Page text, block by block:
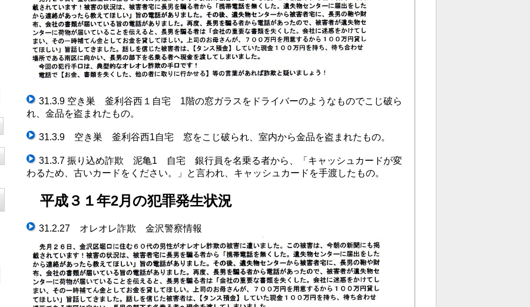
31.3.9 空き巣 釜利谷西１自宅 1階の窓ガラスをドライバーのようなものでこじ破ら
れ、金品を盗まれたもの。
31.3.9 空き巣 釜利谷西1自宅 窓をこじ破られ、室内から金品を盗まれたもの。
31.3.7 振り込め詐欺 泥亀1 自宅 銀行員を名乗る者から、「キャッシュカードが変
わるため、古いカードをください。」と言われ、キャッシュカードを手渡したもの。
平成３１年2月の犯罪発生状況
31.2.27 オレオレ詐欺 金沢警察情報